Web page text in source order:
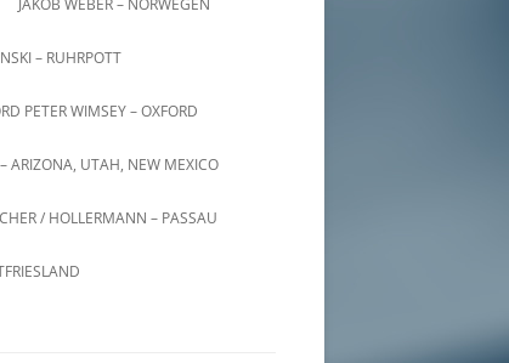
JAKOB WEBER – NORWEGEN
– RUHRPOTT
PETER WIMSEY – OXFORD
ARIZONA, UTAH, NEW MEXICO
/ HOLLERMANN – PASSAU